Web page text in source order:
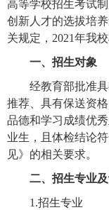
高等学校招生考试
创新人才的选拔培
关规定， 2021年我
一、招生对象
经教育部批准
推荐、具有保送资
品德和学习成绩优
业生，且体检结论
见》的相关要求。
二、招生专业及
1.招生专业